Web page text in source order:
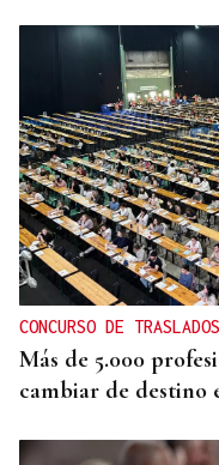
CONCURSO DE TRASLADOS
Más de 5.000
cambiar de destino